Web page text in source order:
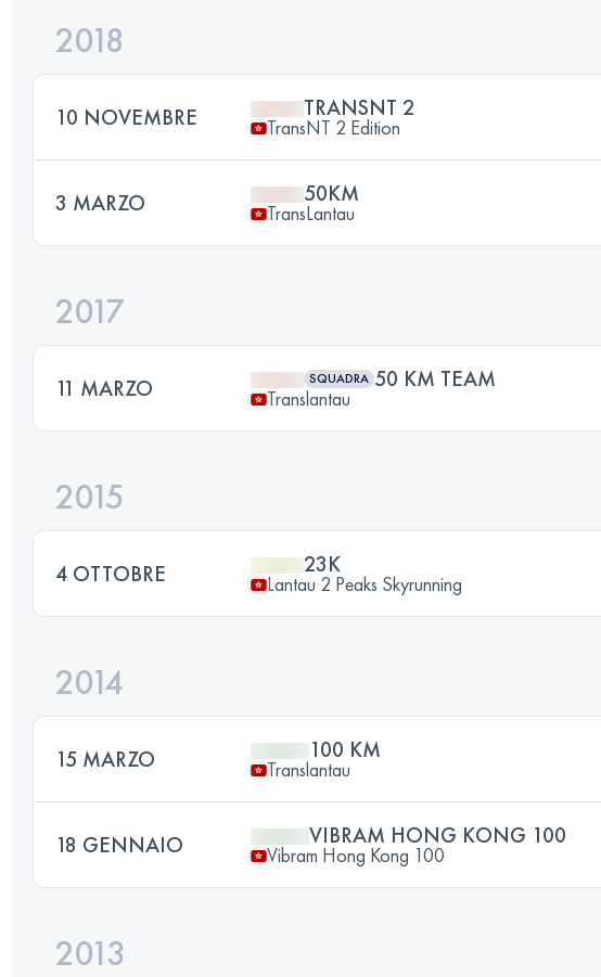
2018
10 NOVEMBRE TRANSNT 2
TransNT 2 Edition
3 MARZO 50KM
TransLantau
2017
11 MARZO SQUADRA 50 KM TEAM
Translantau
2015
4 OTTOBRE 23K
Lantau 2 Peaks Skyrunning
2014
15 MARZO 100 KM
Translantau
18 GENNAIO VIBRAM HONG KONG 100
Vibram Hong Kong 100
2013